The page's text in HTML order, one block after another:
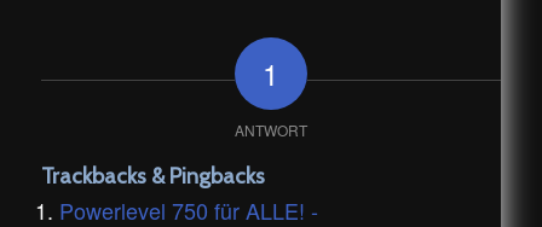
1
ANTWORT
Trackbacks & Pingbacks
Powerlevel 750 für ALLE! -